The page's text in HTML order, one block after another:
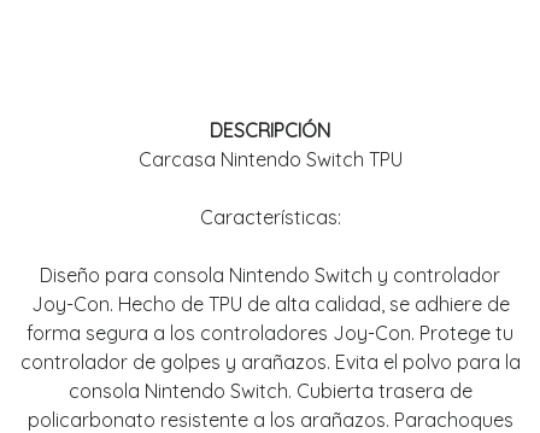
DESCRIPCIÓN
Carcasa Nintendo Switch TPU
Características:
Diseño para consola Nintendo Switch y controlador
Joy-Con. Hecho de TPU de alta calidad, se adhiere de
forma segura a los controladores Joy-Con. Protege tu
controlador de golpes y arañazos. Evita el polvo para la
consola Nintendo Switch. Cubierta trasera de
policarbonato resistente a los arañazos. Parachoques